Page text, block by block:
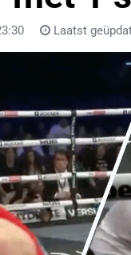
Laatst